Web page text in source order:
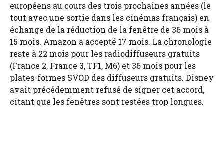
européens au cours des trois prochaines années (le
tout avec une sortie dans les cinémas français) en
échange de la réduction de la fenêtre de 36 mois à
15 mois. Amazon a accepté 17 mois. La chronologie
reste à 22 mois pour les radiodiffuseurs gratuits
(France 2, France 3, TF1, M6) et 36 mois pour les
plates-formes SVOD des diffuseurs gratuits. Disney
avait précédemment refusé de signer cet accord,
citant que les fenêtres sont restées trop longues.